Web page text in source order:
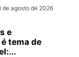
de agosto de 2026
e
tema de